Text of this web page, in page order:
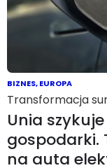
BIZNES,EUROPA
Transformacja
Unia
gospodarki.
na auta